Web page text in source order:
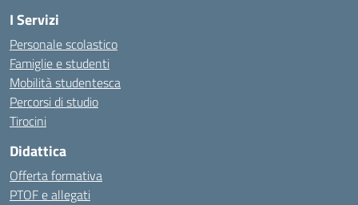
I Servizi
Personale scolastico
Famiglie e studenti
Mobilità studentesca
Percorsi di studio
Tirocini
Didattica
Offerta formativa
PTOF e allegati